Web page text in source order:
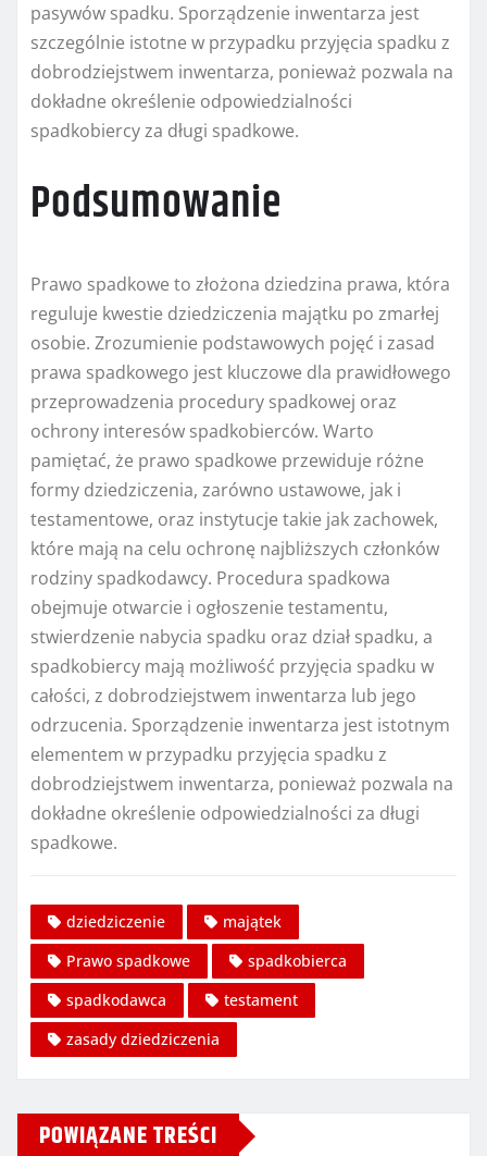
pasywów spadku. Sporządzenie inwentarza jest
szczególnie istotne w przypadku przyjęcia spadku z
dobrodziejstwem inwentarza, ponieważ pozwala na
dokładne określenie odpowiedzialności
spadkobiercy za długi spadkowe.
Podsumowanie
Prawo spadkowe to złożona dziedzina prawa, która
reguluje kwestie dziedziczenia majątku po zmarłej
osobie. Zrozumienie podstawowych pojęć i zasad
prawa spadkowego jest kluczowe dla prawidłowego
przeprowadzenia procedury spadkowej oraz
ochrony interesów spadkobierców. Warto
pamiętać, że prawo spadkowe przewiduje różne
formy dziedziczenia, zarówno ustawowe, jak i
testamentowe, oraz instytucje takie jak zachowek,
które mają na celu ochronę najbliższych członków
rodziny spadkodawcy. Procedura spadkowa
obejmuje otwarcie i ogłoszenie testamentu,
stwierdzenie nabycia spadku oraz dział spadku, a
spadkobiercy mają możliwość przyjęcia spadku w
całości, z dobrodziejstwem inwentarza lub jego
odrzucenia. Sporządzenie inwentarza jest istotnym
elementem w przypadku przyjęcia spadku z
dobrodziejstwem inwentarza, ponieważ pozwala na
dokładne określenie odpowiedzialności za długi
spadkowe.
dziedziczenie
majątek
Prawo spadkowe
spadkobierca
spadkodawca
testament
zasady dziedziczenia
POWIĄZANE TREŚCI